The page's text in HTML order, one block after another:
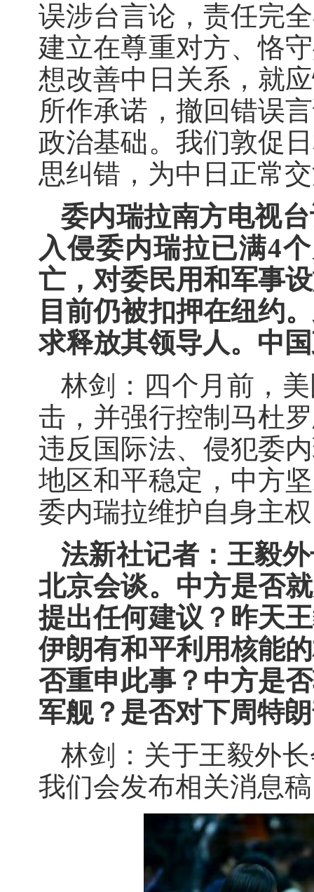
误涉台言论，责任完
建立在尊重对方、恪
想改善中日关系，就
所作承诺，撤回错误
政治基础。我们敦促
思纠错，为中日正常
委内瑞拉南方电视
入侵委内瑞拉已满4
亡，对委民用和军事
目前仍被扣押在纽约
求释放其领导人。中
林剑：四个月前，
击，并强行控制马杜
违反国际法、侵犯委
地区和平稳定，中方
委内瑞拉维护自身主
法新社记者：王毅
北京会谈。中方是否
提出任何建议？昨天
伊朗有和平利用核能
否重申此事？中方是
军舰？是否对下周特
林剑：关于王毅外
我们会发布相关消息